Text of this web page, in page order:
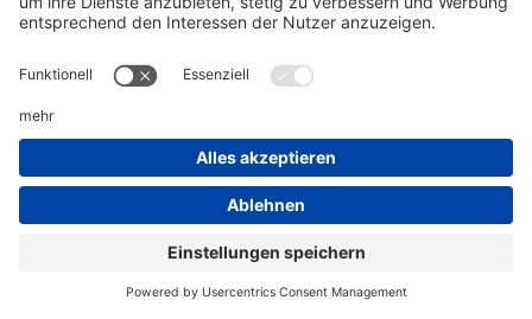
Informationen
Kundenservice
Werkzeug-Eylert GmbH & Co. KG • F.-O.-Schimmel-Str. 3 • 09120 Chemnitz